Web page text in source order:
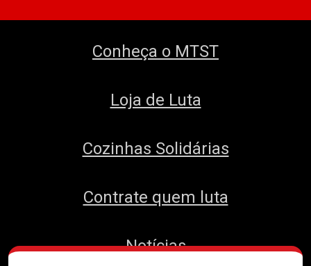
Conheça o MTST
Loja de Luta
Cozinhas Solidárias
Contrate quem luta
Notícias